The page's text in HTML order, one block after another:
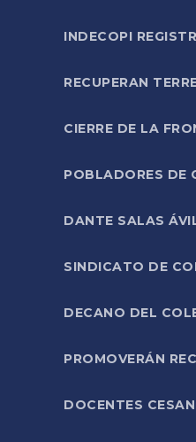
INDECOPI
RECUPERAN
CIERRE DE LA
POBLADORES DE
DANTE SALAS
SINDICATO DE
DECANO DEL
PROMOVERÁN
DOCENTES